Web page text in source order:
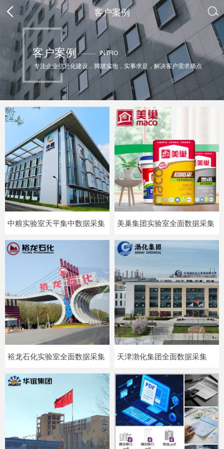
客户案例 
客户案例
INTRO
专注企业信息化建设，脚踏实地，实事求是，解决客户需求痛点
中粮实验室天平集中数据采集 美巢集团实验室全面数据采集
裕龙石化实验室全面数据采集 天津渤化集团全面数据采集